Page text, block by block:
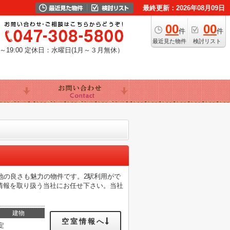
最終更新：2026年08月09日
00件
最近見た物件
00件
検討リスト
19:00 定休日：水曜日(1月～３月無休）
良さも魅力の物件です。2駅利用がで
を取り扱う当社にお任せ下さい。当社
建物
空室情報へ